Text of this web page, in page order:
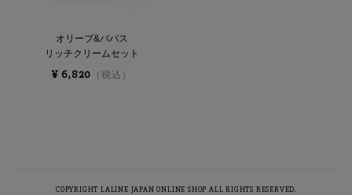
オリーブ&ババス
リッチクリームセット
¥ 6,820 （税込）
COPYRIGHT LALINE JAPAN ONLINE SHOP ALL RIGHTS RESERVED.